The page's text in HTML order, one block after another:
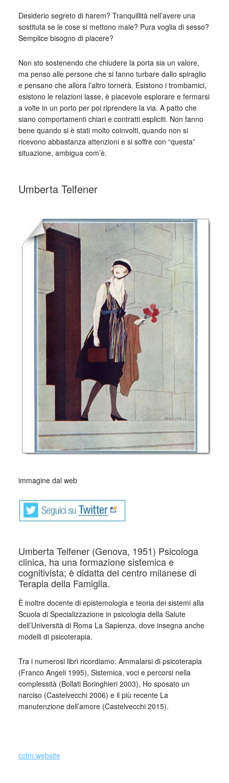
Desiderio segreto di harem? Tranquillità nell’avere una
sostituta se le cose si mettono male? Pura voglia di sesso?
Semplice bisogno di piacere?
Non sto sostenendo che chiudere la porta sia un valore,
ma penso alle persone che si fanno turbare dallo spiraglio
e pensano che allora l’altro tornerà. Esistono i trombamici,
esistono le relazioni lasse, è piacevole esplorare e fermarsi
a volte in un porto per poi riprendere la via. A patto che
siano comportamenti chiari e contratti espliciti. Non fanno
bene quando si è stati molto coinvolti, quando non si
ricevono abbastanza attenzioni e si soffre con “questa”
situazione, ambigua com’è.
Umberta Telfener
immagine dal web
Umberta Telfener (Genova, 1951) Psicologa
clinica, ha una formazione sistemica e
cognitivista; è didatta del centro milanese di
Terapia della Famiglia.
È inoltre docente di epistemologia e teoria dei sistemi alla
Scuola di Specializzazione in psicologia della Salute
dell’Università di Roma La Sapienza, dove insegna anche
modelli di psicoterapia.
Tra i numerosi libri ricordiamo: Ammalarsi di psicoterapia
(Franco Angeli 1995), Sistemica, voci e percorsi nella
complessità (Bollati Boringhieri 2003), Ho sposato un
narciso (Castelvecchi 2006) e il più recente La
manutenzione dell’amore (Castelvecchi 2015).
cctm.website